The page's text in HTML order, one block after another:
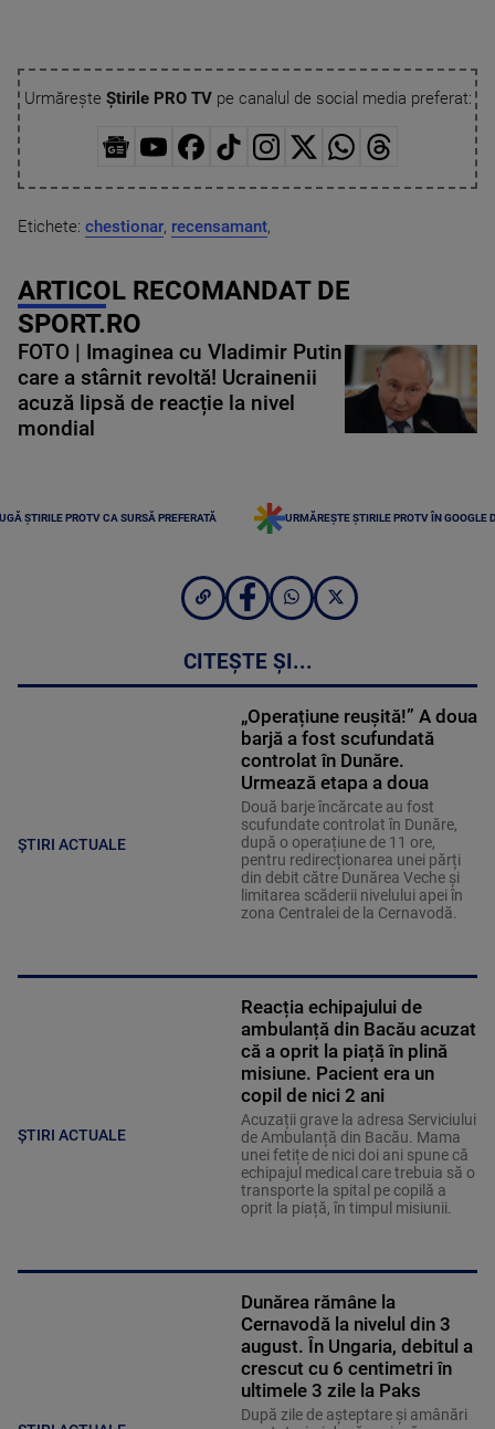
Urmărește Știrile PRO TVpe canalul de social media preferat:
Etichete: chestionar, recensamant,
ARTICOL RECOMANDAT DE
SPORT.RO
FOTO | Imaginea cu Vladimir Putin
care a stârnit revoltă! Ucrainenii
acuză lipsă de reacție la nivel
mondial
ȘTIRILE PROTV CA SURSĂ PREFERATĂ URMĂREȘTE ȘTIRILE PROTV ÎN GOOGLE
CITEȘTE ȘI...
ȘTIRI ACTUALE
„Operațiune reușită!” A doua
barjă a fost scufundată
controlat în Dunăre.
Urmează etapa a doua
Două barje încărcate au fost
scufundate controlat în Dunăre,
după o operațiune de 11 ore,
pentru redirecționarea unei părți
din debit către Dunărea Veche și
limitarea scăderii nivelului apei în
zona Centralei de la Cernavodă.
ȘTIRI ACTUALE
Reacția echipajului de
ambulanță din Bacău acuzat
că a oprit la piață în plină
misiune. Pacient era un
copil de nici 2 ani
Acuzații grave la adresa Serviciului
de Ambulanță din Bacău. Mama
unei fetițe de nici doi ani spune că
echipajul medical care trebuia să o
transporte la spital pe copilă a
oprit la piață, în timpul misiunii.
Dunărea rămâne la
Cernavodă la nivelul din 3
august. În Ungaria, debitul a
crescut cu 6 centimetri în
ultimele 3 zile la Paks
După zile de așteptare și amânări